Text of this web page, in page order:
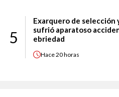
5
Exarquero de selección
sufrió aparatoso
ebriedad
Hace20 horas